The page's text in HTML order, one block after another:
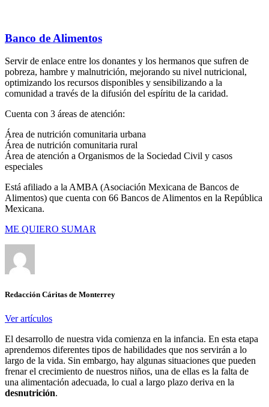
Banco de Alimentos
Servir de enlace entre los donantes y los hermanos que sufren de
pobreza, hambre y malnutrición, mejorando su nivel nutricional,
optimizando los recursos disponibles y sensibilizando a la
comunidad a través de la difusión del espíritu de la caridad.
Cuenta con 3 áreas de atención:
Área de nutrición comunitaria urbana
Área de nutrición comunitaria rural
Área de atención a Organismos de la Sociedad Civil y casos
especiales
Está afiliado a la AMBA (Asociación Mexicana de Bancos de
Alimentos) que cuenta con 66 Bancos de Alimentos en la República
Mexicana.
ME QUIERO SUMAR
Redacción Cáritas de Monterrey
Ver artículos
El desarrollo de nuestra vida comienza en la infancia. En esta etapa
aprendemos diferentes tipos de habilidades que nos servirán a lo
largo de la vida. Sin embargo, hay algunas situaciones que pueden
frenar el crecimiento de nuestros niños, una de ellas es la falta de
una alimentación adecuada, lo cual a largo plazo deriva en la
desnutrición.